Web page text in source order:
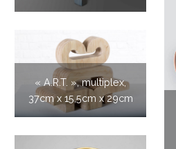
« A.R.T. », multiplex,
37cm x 15,5cm x 29cm